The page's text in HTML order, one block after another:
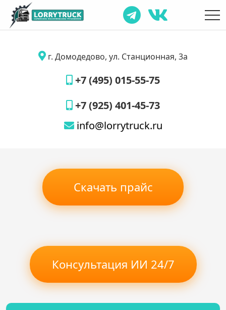
г. Домодедово, ул. Станционная, 3а
+7 (495) 015-55-75
+7 (925) 401-45-73
info@lorrytruck.ru
Скачать прайс
Консультация ИИ 24/7